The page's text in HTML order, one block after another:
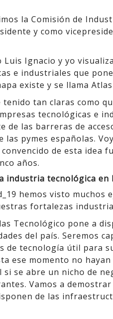
la Comisión de
y como
Ignacio y yo
e industriales que
existe y se llama
tenido tan claras como
tecnológicas e
de las barreras de
las pymes españolas.
de esta idea
años.
industria tecnológica en
hemos visto muchos
fortalezas
Tecnológico pone a
del país. Seremos
de tecnología útil para
ese momento no
se abre un nicho de
Vamos a
de las